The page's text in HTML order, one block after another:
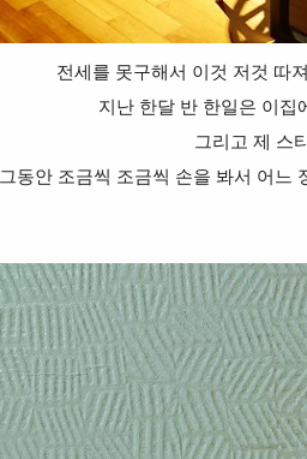
전세를 못구해서 이것 저것 따
지난 한달 반 한일은 이집
그리고 제 스
그동안 조금씩 조금씩 손을 봐서 어느